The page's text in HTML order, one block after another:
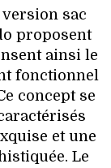
sac
proposent
ainsi le
fonctionnel
concept se
et une
Le